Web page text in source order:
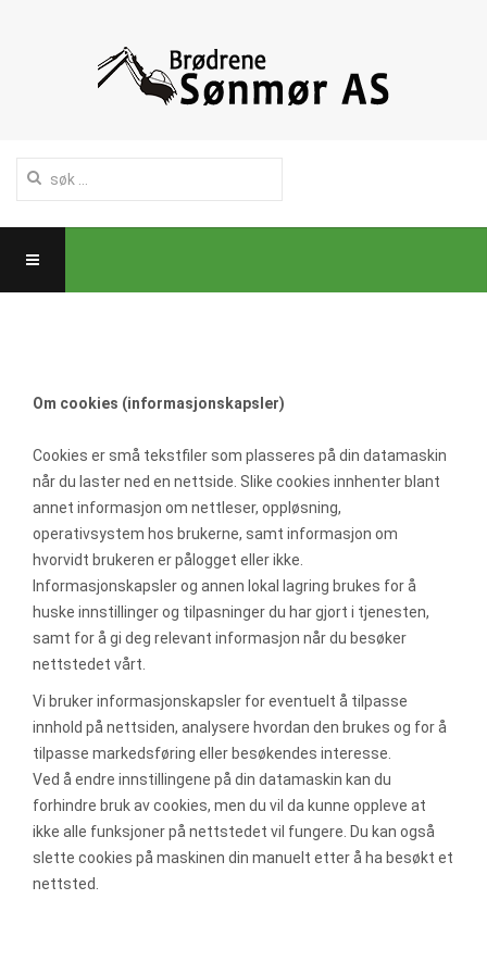
Om cookies (informasjonskapsler)
Cookies er små tekstfiler som plasseres på din datamaskin
når du laster ned en nettside. Slike cookies innhenter blant
annet informasjon om nettleser, oppløsning,
operativsystem hos brukerne, samt informasjon om
hvorvidt brukeren er pålogget eller ikke.
Informasjonskapsler og annen lokal lagring brukes for å
huske innstillinger og tilpasninger du har gjort i tjenesten,
samt for å gi deg relevant informasjon når du besøker
nettstedet vårt.
Vi bruker informasjonskapsler for eventuelt å tilpasse
innhold på nettsiden, analysere hvordan den brukes og for å
tilpasse markedsføring eller besøkendes interesse.
Ved å endre innstillingene på din datamaskin kan du
forhindre bruk av cookies, men du vil da kunne oppleve at
ikke alle funksjoner på nettstedet vil fungere. Du kan også
slette cookies på maskinen din manuelt etter å ha besøkt et
nettsted.